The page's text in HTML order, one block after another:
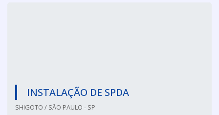
INSTALAÇÃO DE SPDA
SHIGOTO / SÃO PAULO - SP